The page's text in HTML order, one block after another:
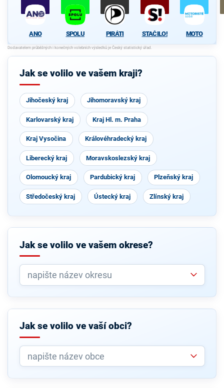
ANO SPOLU PIRÁTI STAČILO! MOTO
Jak se volilo ve vašem kraji?
Jihočeský kraj Jihomoravský kraj
Karlovarský kraj Kraj Hl. m. Praha
Kraj Vysočina Královéhradecký kraj
Liberecký kraj Moravskoslezský kraj
Olomoucký kraj Pardubický kraj Plzeňský kraj
Středočeský kraj Ústecký kraj Zlínský kraj
Jak se volilo ve vašem okrese?
Jak se volilo ve vaší obci?